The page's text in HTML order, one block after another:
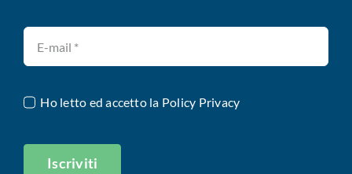
Ho letto ed accetto la Policy Privacy
Iscriviti